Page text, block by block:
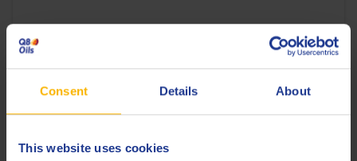
Consent Details About
This website uses cookies
Circulatie-olie